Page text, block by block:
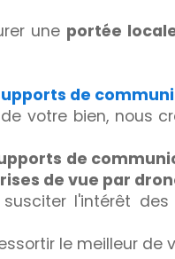
une portée
de
votre bien, nous
de
de vue par
l'intérêt
le meilleur